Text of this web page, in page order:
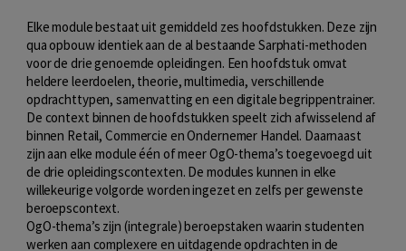
Elke module bestaat uit gemiddeld zes hoofdstukken. Deze zijn
qua opbouw identiek aan de al bestaande Sarphati-methoden
voor de drie genoemde opleidingen. Een hoofdstuk omvat
heldere leerdoelen, theorie, multimedia, verschillende
opdrachttypen, samenvatting en een digitale begrippentrainer.
De context binnen de hoofdstukken speelt zich afwisselend af
binnen Retail, Commercie en Ondernemer Handel. Daarnaast
zijn aan elke module één of meer OgO-thema’s toegevoegd uit
de drie opleidingscontexten. De modules kunnen in elke
willekeurige volgorde worden ingezet en zelfs per gewenste
beroepscontext.
OgO-thema’s zijn (integrale) beroepstaken waarin studenten
werken aan complexere en uitdagende opdrachten in de